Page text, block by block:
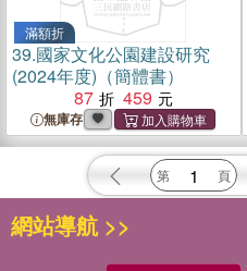
滿額折
39.國家文化公園建設研究
(2024年度)（簡體書）
87
459
無庫存
網站導航 >>